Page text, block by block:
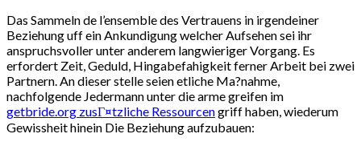
Das Sammeln de l’ensemble des Vertrauens in irgendeiner
Beziehung uff ein Ankundigung welcher Aufsehen sei ihr
anspruchsvoller unter anderem langwieriger Vorgang. Es
erfordert Zeit, Geduld, Hingabefahigkeit ferner Arbeit bei zwei
Partnern. An dieser stelle seien etliche Ma?nahme,
nachfolgende Jedermann unter die arme greifen im
getbride.org zusГ¤tzliche Ressourcengriff haben, wiederum
Gewissheit hinein Die Beziehung aufzubauen: